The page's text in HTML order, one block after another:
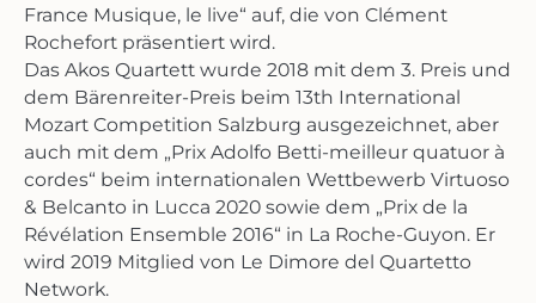
France Musique, le live“ auf, die von Clément
Rochefort präsentiert wird.
Das Akos Quartett wurde 2018 mit dem 3. Preis und
dem Bärenreiter-Preis beim 13th International
Mozart Competition Salzburg ausgezeichnet, aber
auch mit dem „Prix Adolfo Betti-meilleur quatuor à
cordes“ beim internationalen Wettbewerb Virtuoso
& Belcanto in Lucca 2020 sowie dem „Prix de la
Révélation Ensemble 2016“ in La Roche-Guyon. Er
wird 2019 Mitglied von Le Dimore del Quartetto
Network.